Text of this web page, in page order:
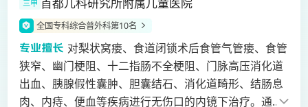
三甲
全国专科综合普外科第10名
对梨状窝瘘、食道闭锁术后食管气管瘘、食管
狭窄、幽门梗阻、十二指肠不全梗阻、门脉高压消化道
出血、胰腺假性囊肿、胆囊结石、消化道畸形、结肠息
肉、内痔、便血等疾病进行无伤口的内镜下治疗。通过